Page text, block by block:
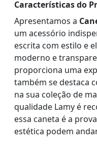
Características do
Apresentamos a
um acessório
escrita com estilo e
moderno e
proporciona uma
também se destaca
na sua coleção de
qualidade Lamy é
essa caneta é a
estética podem